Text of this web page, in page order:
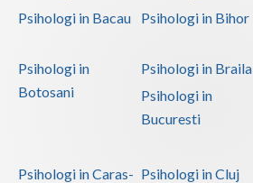
Psihologi in Bacau
Psihologi in Bihor
Psihologi in
Botosani
Psihologi in Braila
Psihologi in
Bucuresti
Psihologi in Caras- Psihologi in Cluj